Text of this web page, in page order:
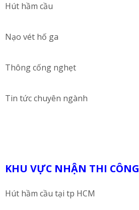
Hút hầm cầu
Nạo vét hố ga
Thông cống nghẹt
Tin tức chuyên ngành
KHU VỰC NHẬN THI CÔNG
Hút hầm cầu tại tp HCM